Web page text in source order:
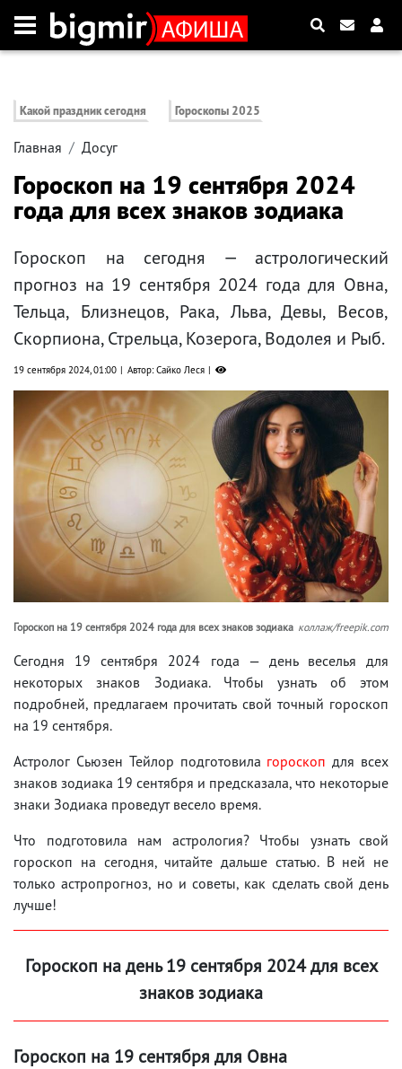
Какой праздник сегодня Гороскопы 2025
Главная Досуг
Гороскоп на 19 сентября 2024
года для всех знаков зодиака
Гороскоп на сегодня — астрологический
прогноз на 19 сентября 2024 года для Овна,
Тельца, Близнецов, Рака, Льва, Девы, Весов,
Скорпиона, Стрельца, Козерога, Водолея и Рыб.
19 сентября 2024, 01:00 Автор: Сайко Леся
Гороскоп на 19 сентября 2024 года для всех знаков зодиака коллаж/freepik.com
Сегодня 19 сентября 2024 года — день веселья для
некоторых знаков Зодиака. Чтобы узнать об этом
подробней, предлагаем прочитать свой точный гороскоп
на 19 сентября.
Астролог Сьюзен Тейлор подготовила гороскоп для всех
знаков зодиака 19 сентября и предсказала, что некоторые
знаки Зодиака проведут весело время.
Что подготовила нам астрология? Чтобы узнать свой
гороскоп на сегодня, читайте дальше статью. В ней не
только астропрогноз, но и советы, как сделать свой день
лучше!
Гороскоп на день 19 сентября 2024 для всех
знаков зодиака
Гороскоп на 19 сентября для Овна